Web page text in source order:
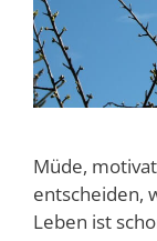
Müde,
entscheiden,
Leben ist